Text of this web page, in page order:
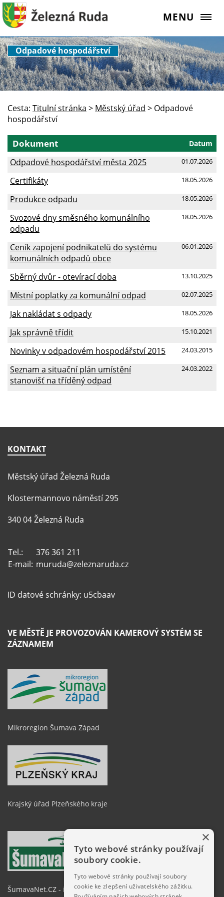
MENU
Odpadové hospodářství
Cesta: Titulní stránka > Městský úřad > Odpadové
hospodářství
Datum
Dokument
01.07.2026
Odpadové hospodářství města 2025
18.05.2026
Certifikáty
18.05.2026
Produkce odpadu
18.05.2026
Svozové dny směsného komunálního
odpadu
06.01.2026
Ceník zapojení podnikatelů do systému
komunálních odpadů obce
13.10.2025
Sběrný dvůr - otevírací doba
02.07.2025
Místní poplatky za komunální odpad
18.05.2026
Jak nakládat s odpady
15.10.2021
Jak správně třídit
24.03.2015
Novinky v odpadovém hospodářství 2015
24.03.2022
Seznam a situační plán umístění
stanovišť na tříděný odpad
KONTAKT
Městský úřad Železná Ruda
Klostermannovo náměstí 295
340 04 Železná Ruda
Tel.:
376 361 211
E-mail: muruda@zeleznaruda.cz
ID datové schránky: u5cbaav
VE MĚSTĚ JE PROVOZOVÁN KAMEROVÝ SYSTÉM SE
ZÁZNAMEM
Mikroregion Šumava Západ
Krajský úřad Plzeňského kraje
ŠumavaNet.CZ - informace o regionu
×
Tyto webové stránky používají
soubory cookie.
Tyto webové stránky používají soubory
cookie ke zlepšení uživatelského zážitku.